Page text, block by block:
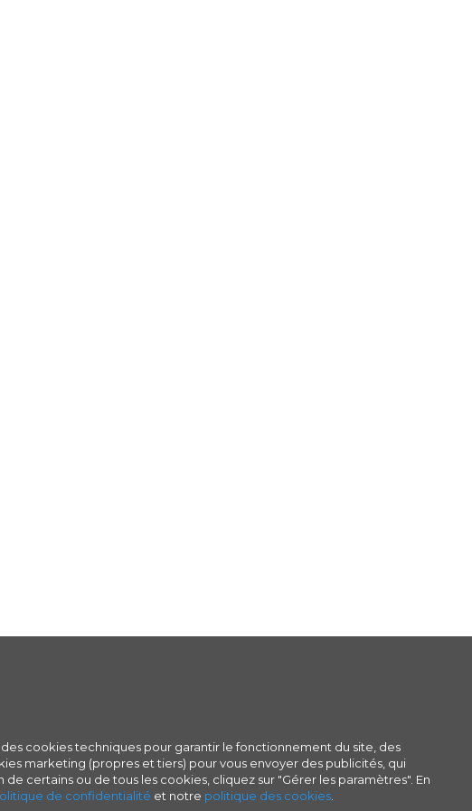
cookies techniques pour garantir le fonctionnement du site, des
marketing (propres et tiers) pour vous envoyer des publicités, qui
certains ou de tous les cookies, cliquez sur "Gérer les paramètres". En
de confidentialité et notre politique des cookies